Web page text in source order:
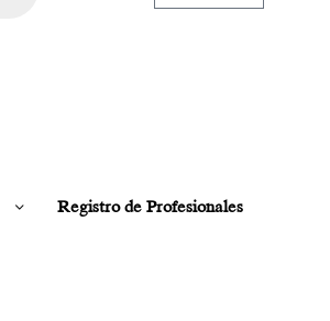
Registro de Profesionales